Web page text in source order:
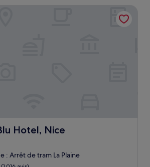
de
223 €
Hotel, Nice
Nice
: Arrêt de tram La Plaine